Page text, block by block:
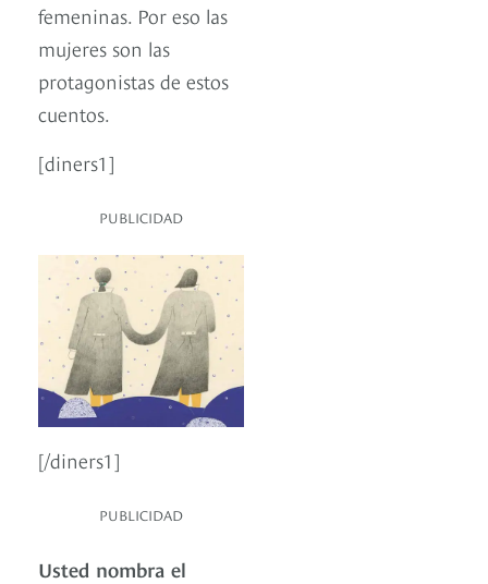
femeninas. Por eso las
mujeres son las
protagonistas de estos
cuentos.
[diners1]
PUBLICIDAD
[/diners1]
PUBLICIDAD
Usted nombra el